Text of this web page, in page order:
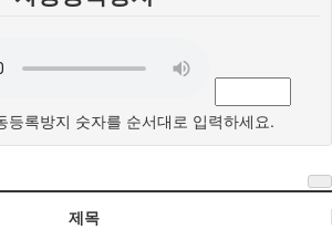
등록방지 숫자를 순서대로 입력하세요.
제목